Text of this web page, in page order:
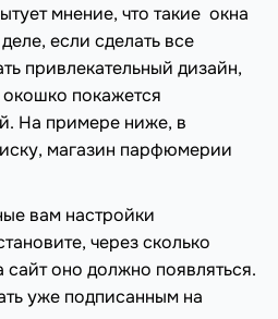
мнение, что такие окна
если сделать все
привлекательный дизайн,
покажется
На примере ниже, в
магазин парфюмерии
вам настройки
через сколько
сайт оно должно появляться.
уже подписанным на